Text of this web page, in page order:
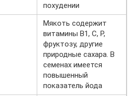
похудении
Мякоть содержит
витамины В1, С, Р,
фруктозу, другие
природные сахара. В
семенах имеется
повышенный
показатель йода